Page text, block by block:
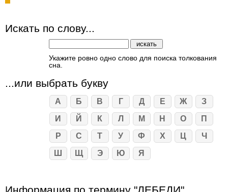
Искать по слову...
Укажите ровно одно слово для поиска толкования
сна.
...или выбрать букву
А Б В Г Д Е Ж
З
И
Й К Л М Н О
П
Р
С Т У Ф Х Ц
Ч
Ш
Щ Э Ю Я